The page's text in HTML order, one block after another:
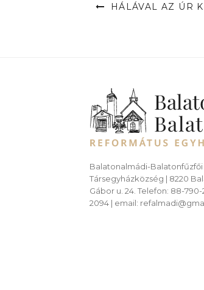
HÁLÁVAL AZ ÚR
Balatonalmádi-
Társegyházközség | 8220
Gábor u. 24. Telefon: 88-790-
2094 | email: